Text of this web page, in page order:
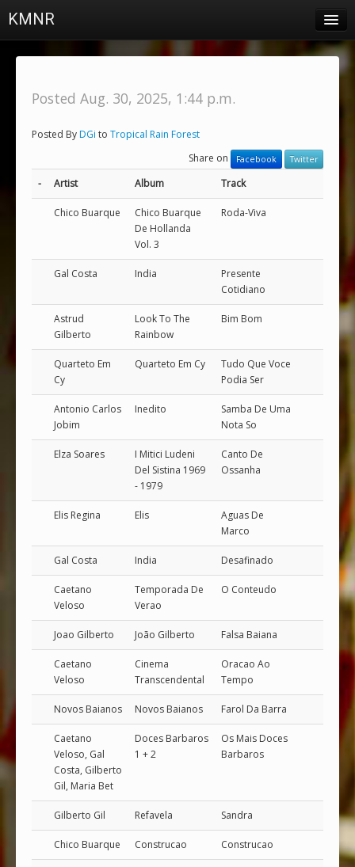
KMNR
Town & Campus News
Posted Aug. 30, 2025, 1:44 p.m.
Posted ByDGi to Tropical Rain Forest
Share on
Facebook Twitter
- Artist Album Track
Chico Buarque
Chico Buarque
De Hollanda
Vol. 3
Roda-Viva
Gal Costa India
Presente
Cotidiano
Astrud
Gilberto
Look To The
Rainbow
Bim Bom
Quarteto Em
Cy
Quarteto Em Cy
Tudo Que Voce
Podia Ser
Antonio Carlos
Jobim
Inedito
Samba De Uma
Nota So
Elza Soares
I Mitici Ludeni
Del Sistina 1969
- 1979
Canto De
Ossanha
Elis Regina Elis
Aguas De
Marco
Gal Costa India Desafinado
Caetano
Veloso
Temporada De
Verao
O Conteudo
Joao Gilberto João Gilberto Falsa Baiana
Caetano
Veloso
Cinema
Transcendental
Oracao Ao
Tempo
Novos Baianos Novos Baianos Farol Da Barra
Caetano
Veloso, Gal
Costa, Gilberto
Gil, Maria Bet
Doces Barbaros
1 + 2
Os Mais Doces
Barbaros
Gilberto Gil Refavela Sandra
Chico Buarque Construcao Construcao